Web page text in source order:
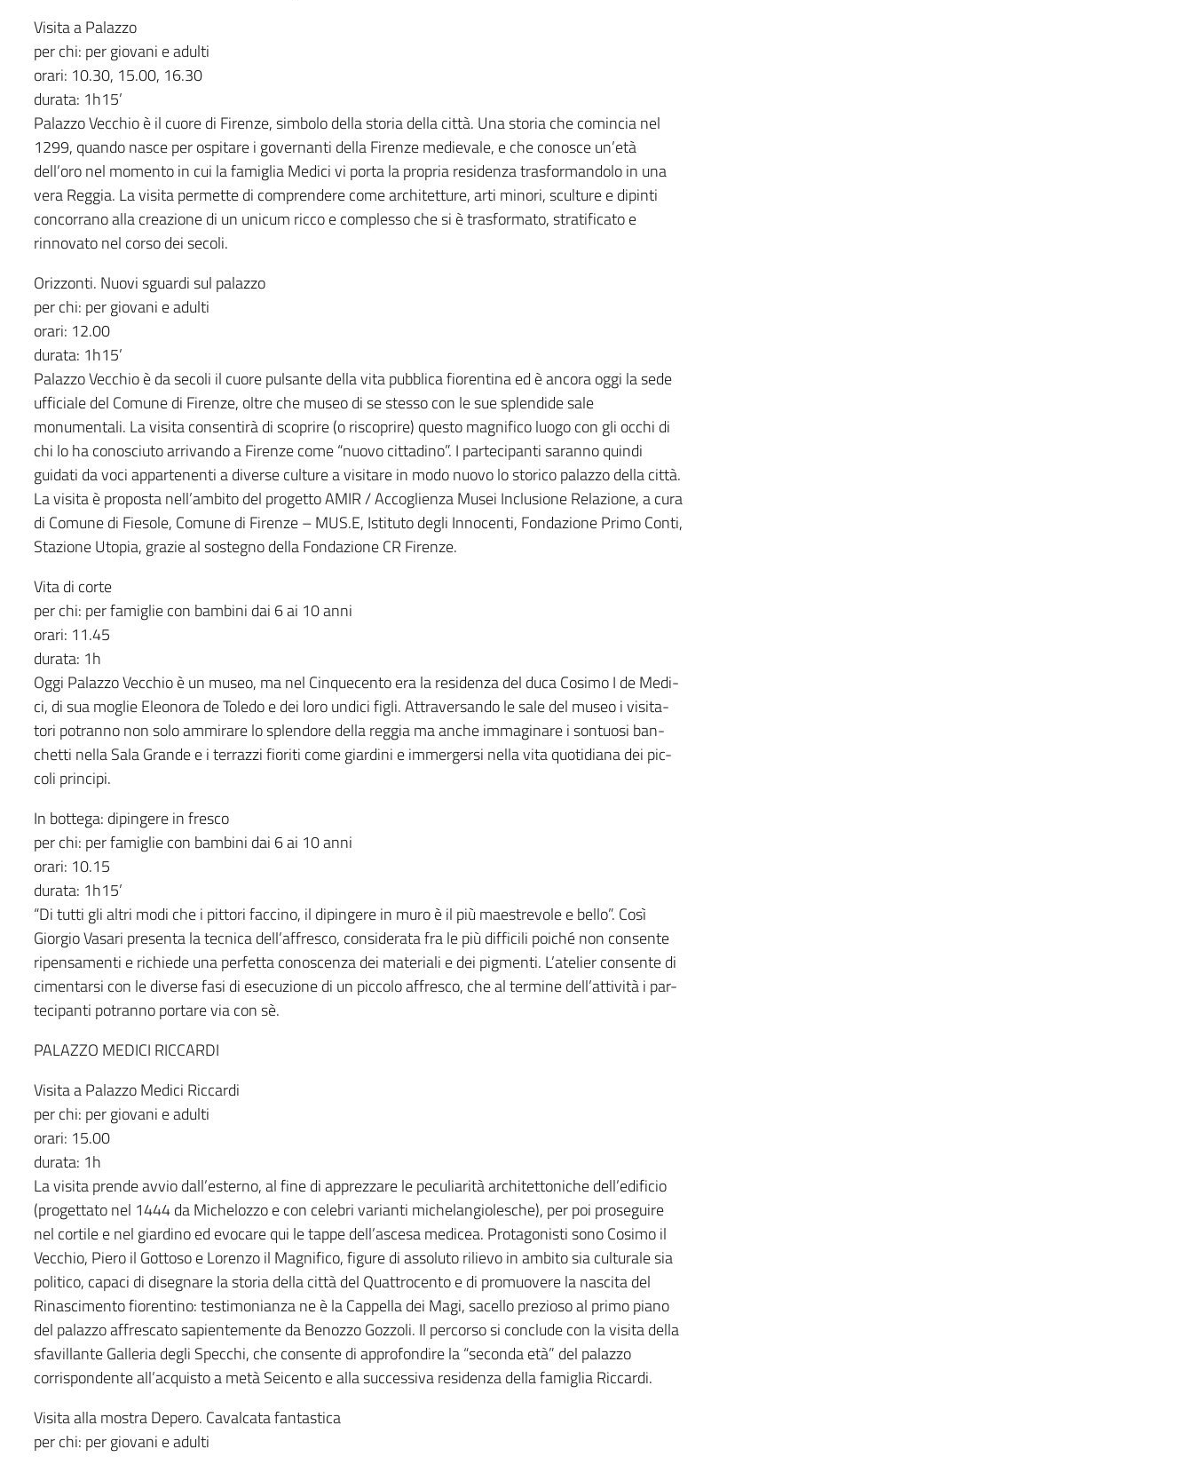
Visita a Palazzo
per chi: per giovani e adulti
orari: 10.30, 15.00, 16.30
durata: 1h15’
Palazzo Vecchio è il cuore di Firenze, simbolo della storia della città. Una storia che comincia nel
1299, quando nasce per ospitare i governanti della Firenze medievale, e che conosce un’età
dell’oro nel momento in cui la famiglia Medici vi porta la propria residenza trasformandolo in una
vera Reggia. La visita permette di comprendere come architetture, arti minori, sculture e dipinti
concorrano alla creazione di un unicum ricco e complesso che si è trasformato, stratificato e
rinnovato nel corso dei secoli.
Orizzonti. Nuovi sguardi sul palazzo
per chi: per giovani e adulti
orari: 12.00
durata: 1h15’
Palazzo Vecchio è da secoli il cuore pulsante della vita pubblica fiorentina ed è ancora oggi la sede
ufficiale del Comune di Firenze, oltre che museo di se stesso con le sue splendide sale
monumentali. La visita consentirà di scoprire (o riscoprire) questo magnifico luogo con gli occhi di
chi lo ha conosciuto arrivando a Firenze come “nuovo cittadino”. I partecipanti saranno quindi
guidati da voci appartenenti a diverse culture a visitare in modo nuovo lo storico palazzo della città.
La visita è proposta nell’ambito del progetto AMIR / Accoglienza Musei Inclusione Relazione, a cura
di Comune di Fiesole, Comune di Firenze – MUS.E, Istituto degli Innocenti, Fondazione Primo Conti,
Stazione Utopia, grazie al sostegno della Fondazione CR Firenze.
Vita di corte
per chi: per famiglie con bambini dai 6 ai 10 anni
orari: 11.45
durata: 1h
Oggi Palazzo Vecchio è un museo, ma nel Cinquecento era la residenza del duca Cosimo I de Medi-
ci, di sua moglie Eleonora de Toledo e dei loro undici figli. Attraversando le sale del museo i visita-
tori potranno non solo ammirare lo splendore della reggia ma anche immaginare i sontuosi ban-
chetti nella Sala Grande e i terrazzi fioriti come giardini e immergersi nella vita quotidiana dei pic-
coli principi.
In bottega: dipingere in fresco
per chi: per famiglie con bambini dai 6 ai 10 anni
orari: 10.15
durata: 1h15’
“Di tutti gli altri modi che i pittori faccino, il dipingere in muro è il più maestrevole e bello”. Così
Giorgio Vasari presenta la tecnica dell’affresco, considerata fra le più difficili poiché non consente
ripensamenti e richiede una perfetta conoscenza dei materiali e dei pigmenti. L’atelier consente di
cimentarsi con le diverse fasi di esecuzione di un piccolo affresco, che al termine dell’attività i par-
tecipanti potranno portare via con sè.
PALAZZO MEDICI RICCARDI
Visita a Palazzo Medici Riccardi
per chi: per giovani e adulti
orari: 15.00
durata: 1h
La visita prende avvio dall’esterno, al fine di apprezzare le peculiarità architettoniche dell’edificio
(progettato nel 1444 da Michelozzo e con celebri varianti michelangiolesche), per poi proseguire
nel cortile e nel giardino ed evocare qui le tappe dell’ascesa medicea. Protagonisti sono Cosimo il
Vecchio, Piero il Gottoso e Lorenzo il Magnifico, figure di assoluto rilievo in ambito sia culturale sia
politico, capaci di disegnare la storia della città del Quattrocento e di promuovere la nascita del
Rinascimento fiorentino: testimonianza ne è la Cappella dei Magi, sacello prezioso al primo piano
del palazzo affrescato sapientemente da Benozzo Gozzoli. Il percorso si conclude con la visita della
sfavillante Galleria degli Specchi, che consente di approfondire la “seconda età” del palazzo
corrispondente all’acquisto a metà Seicento e alla successiva residenza della famiglia Riccardi.
Visita alla mostra Depero. Cavalcata fantastica
per chi: per giovani e adulti